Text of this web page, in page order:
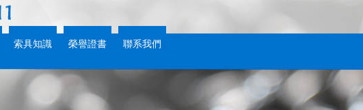
索具知識
索具知識
榮譽證書
榮譽證書
聯系我們